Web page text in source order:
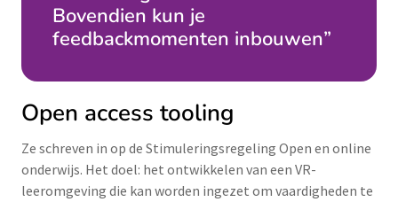
Bovendien kun je
feedbackmomenten inbouwen”
Open access tooling
Ze schreven in op de Stimuleringsregeling Open en online
onderwijs. Het doel: het ontwikkelen van een VR-
leeromgeving die kan worden ingezet om vaardigheden te